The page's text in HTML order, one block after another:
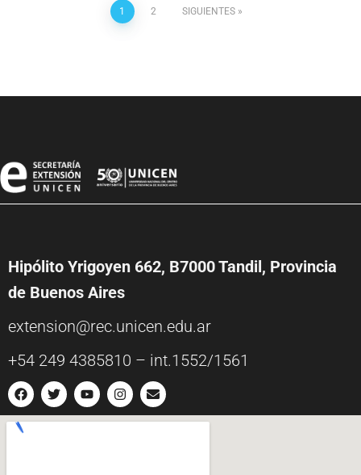
1 2 SIGUIENTES
Hipólito Yrigoyen 662, B7000 Tandil, Provincia
de Buenos Aires
extension@rec.unicen.edu.ar
+54 249 4385810 – int.1552/1561